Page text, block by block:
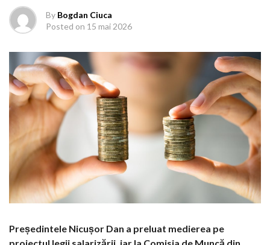
By Bogdan Ciuca
Posted on 15 mai 2026
Președintele Nicușor Dan a preluat medierea pe